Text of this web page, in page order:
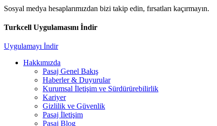
Sosyal medya hesaplarımızdan bizi takip edin, fırsatları kaçırmayın.
Turkcell Uygulamasını İndir
Uygulamayı İndir
Hakkımızda
Pasaj Genel Bakış
Haberler & Duyurular
Kurumsal İletişim ve Sürdürürebilirlik
Kariyer
Gizlilik ve Güvenlik
Pasaj İletişim
Pasaj Blog